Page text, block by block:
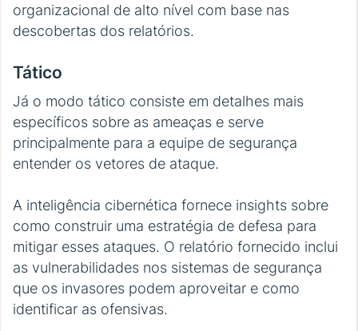
organizacional de alto nível com base nas
descobertas dos relatórios.
Tático
Já o modo tático consiste em detalhes mais
específicos sobre as ameaças e serve
principalmente para a equipe de segurança
entender os vetores de ataque.
A inteligência cibernética fornece insights sobre
como construir uma estratégia de defesa para
mitigar esses ataques. O relatório fornecido inclui
as vulnerabilidades nos sistemas de segurança
que os invasores podem aproveitar e como
identificar as ofensivas.